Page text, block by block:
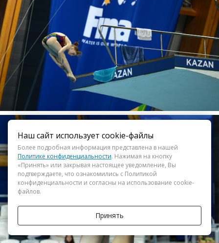
Наш сайт использует cookie-файлы
Более подробная информация представлена в нашей
Политике конфиденциальности. Нажимая на кнопку
«Принять» или закрывая настоящее уведомление, Вы
подтверждаете, что ознакомились с Политикой
конфиденциальности и согласны на использование cookie-
файлов.
Принять